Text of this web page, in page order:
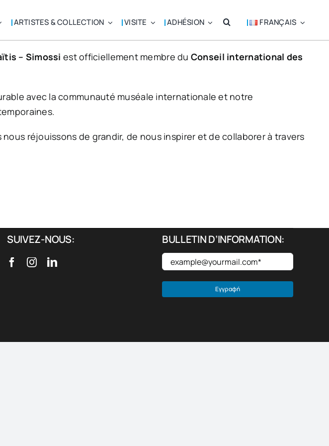
ARTISTES & COLLECTION VISITE ADHÉSION FRANÇAIS
– Simossi est officiellement membre du Conseil international des
avec la communauté muséale internationale et notre
réjouissons de grandir, de nous inspirer et de collaborer à travers
SUIVEZ-NOUS: BULLETIN D’INFORMATION:
email*
Εγγραφή